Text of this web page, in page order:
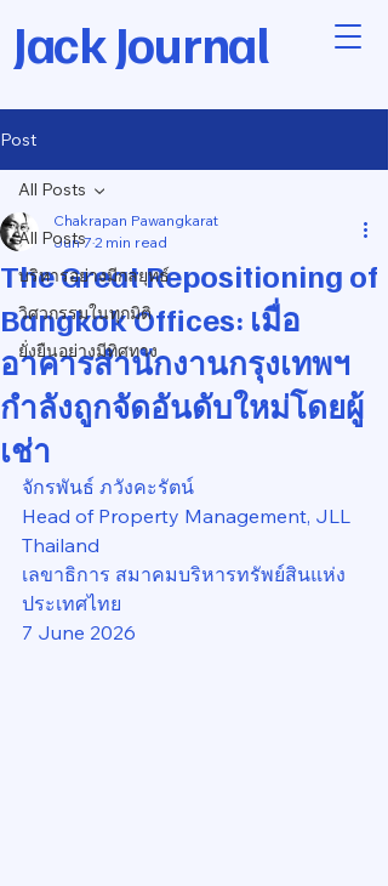
Jack Journal
Post
All Posts
บริหารอย่างมีกลยุทธ์
วิศวกรรมในทุกมิติ
ยั่งยืนอย่างมีทิศทาง
All Posts
The Great Repositioning of
Bangkok Offices: เมื่อ
อาคารสำนักงานกรุงเทพฯ
กำลังถูกจัดอันดับใหม่โดยผู้
เช่า
Chakrapan Pawangkarat
Jun 7 2 min read
จักรพันธ์ ภวังคะรัตน์
Head of Property Management, JLL
Thailand
เลขาธิการ สมาคมบริหารทรัพย์สินแห่ง
ประเทศไทย
7 June 2026